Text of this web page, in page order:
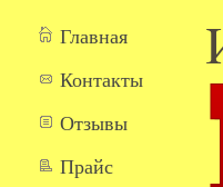
Главная
Контакты
Отзывы
Прайс